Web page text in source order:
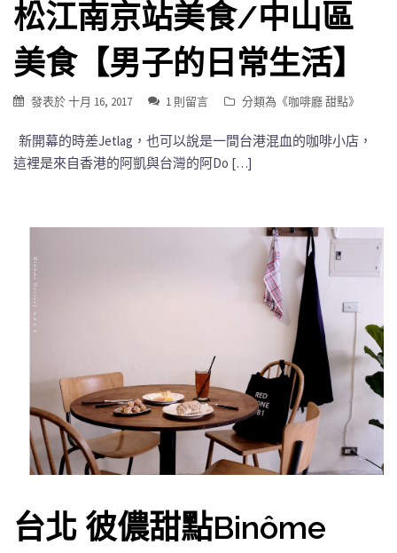
松江南京站美食/中山區
美食【男子的日常生活】
發表於十月 16, 2017 1 則留言 分類為《咖啡廳 甜點》
新開幕的時差Jetlag，也可以說是一間台港混血的咖啡小店，
這裡是來自香港的阿凱與台灣的阿Do […]
台北 彼儂甜點Binôme